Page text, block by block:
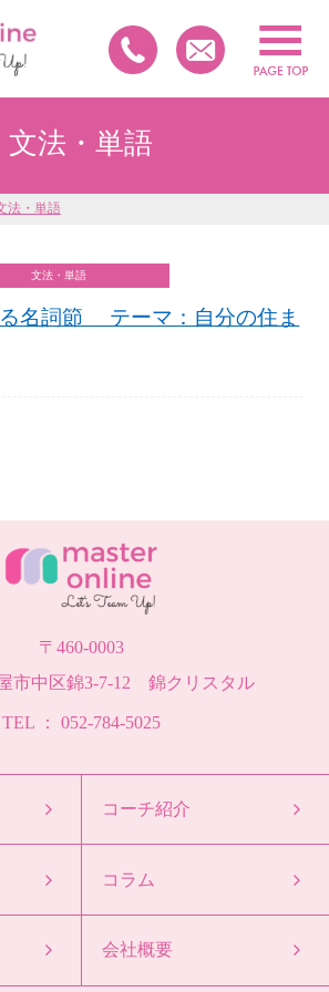
文法・単語
法・単語
文法・単語
名詞節 テーマ：自分の住ま
〒460-0003
市中区錦3-7-12 錦クリスタル
TEL ： 052-784-5025
コーチ紹介
コラム
会社概要